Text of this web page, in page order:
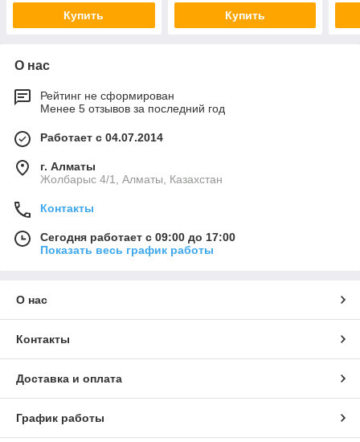
Купить Купить
О нас
Рейтинг не сформирован
Менее 5 отзывов за последний год
Работает с 04.07.2014
г. Алматы
Жолбарыс 4/1, Алматы, Казахстан
Контакты
Сегодня работает с 09:00 до 17:00
Показать весь график работы
О нас
Контакты
Доставка и оплата
График работы